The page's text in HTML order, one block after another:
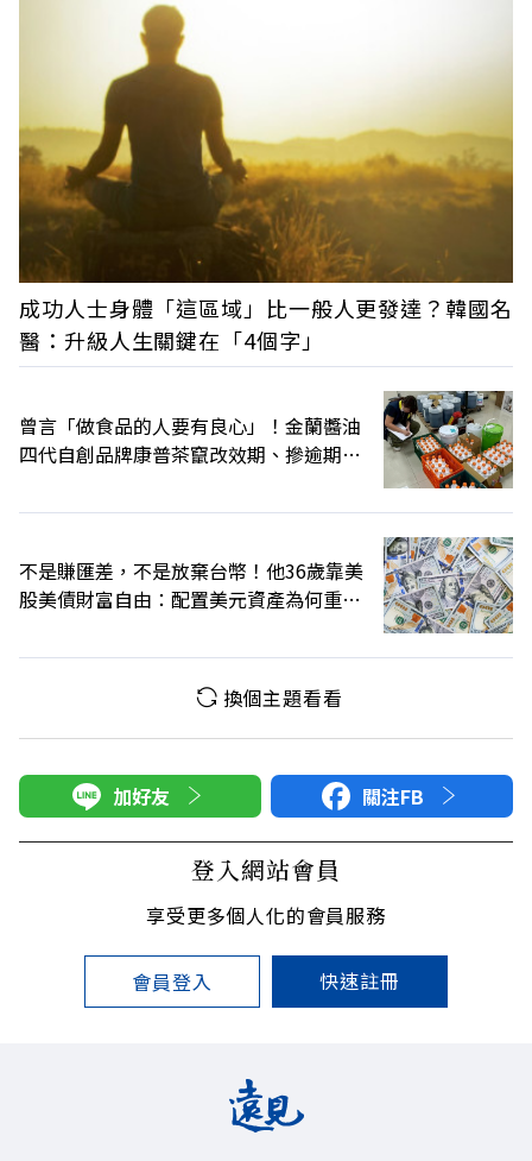
成功人士身體「這區域」比一般人更發達？韓國名
醫：升級人生關鍵在「4個字」
曾言「做食品的人要有良心」！金蘭醬油
四代自創品牌康普茶竄改效期、摻逾期原
不是賺匯差，不是放棄台幣！他36歲靠美
股美債財富自由：配置美元資產為何重
換個主題看看
加好友 關注FB
登入網站會員
享受更多個人化的會員服務
會員登入 快速註冊